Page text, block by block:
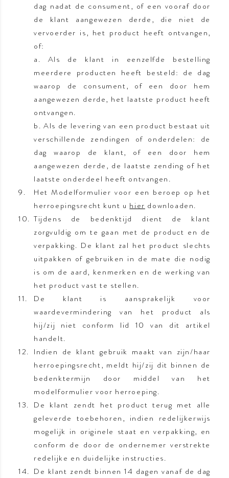
dag nadat de consument, of een vooraf door
de klant aangewezen derde, die niet de
vervoerder is, het product heeft ontvangen,
of:
a. Als de klant in eenzelfde bestelling
meerdere producten heeft besteld: de dag
waarop de consument, of een door hem
aangewezen derde, het laatste product heeft
ontvangen.
b. Als de levering van een product bestaat uit
verschillende zendingen of onderdelen: de
dag waarop de klant, of een door hem
aangewezen derde, de laatste zending of het
laatste onderdeel heeft ontvangen.
Het Modelformulier voor een beroep op het
herroepingsrecht kunt uhierdownloaden.
Tijdens de bedenktijd dient de klant
zorgvuldig om te gaan met de product en de
verpakking. De klant zal het product slechts
uitpakken of gebruiken in de mate die nodig
is om de aard, kenmerken en de werking van
het product vast te stellen.
De klant is aansprakelijk voor
waardevermindering van het product als
hij/zij niet conform lid 10 van dit artikel
handelt.
Indien de klant gebruik maakt van zijn/haar
herroepingsrecht, meldt hij/zij dit binnen de
bedenktermijn door middel van het
modelformulier voor herroeping.
De klant zendt het product terug met alle
geleverde toebehoren, indien redelijkerwijs
mogelijk in originele staat en verpakking, en
conform de door de ondernemer verstrekte
redelijke en duidelijke instructies.
De klant zendt binnen 14 dagen vanaf de dag